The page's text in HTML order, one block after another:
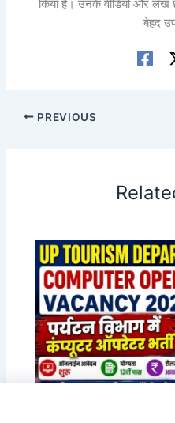
किया है। उनके वीडियो और लेख
बेहद
PREVIOUS
UP